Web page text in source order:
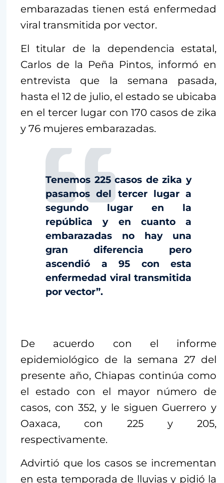
embarazadas tienen está enfermedad
viral transmitida por vector.
El titular de la dependencia estatal,
Carlos de la Peña Pintos, informó en
entrevista que la semana pasada,
hasta el 12 de julio, el estado se ubicaba
en el tercer lugar con 170 casos de zika
y 76 mujeres embarazadas.
Tenemos 225 casos de zika y
pasamos del tercer lugar a
segundo lugar en la
república y en cuanto a
embarazadas no hay una
gran diferencia pero
ascendió a 95 con esta
enfermedad viral transmitida
por vector”.
De acuerdo con el informe
epidemiológico de la semana 27 del
presente año, Chiapas continúa como
el estado con el mayor número de
casos, con 352, y le siguen Guerrero y
Oaxaca, con 225 y 205,
respectivamente.
Advirtió que los casos se incrementan
en esta temporada de lluvias y pidió la